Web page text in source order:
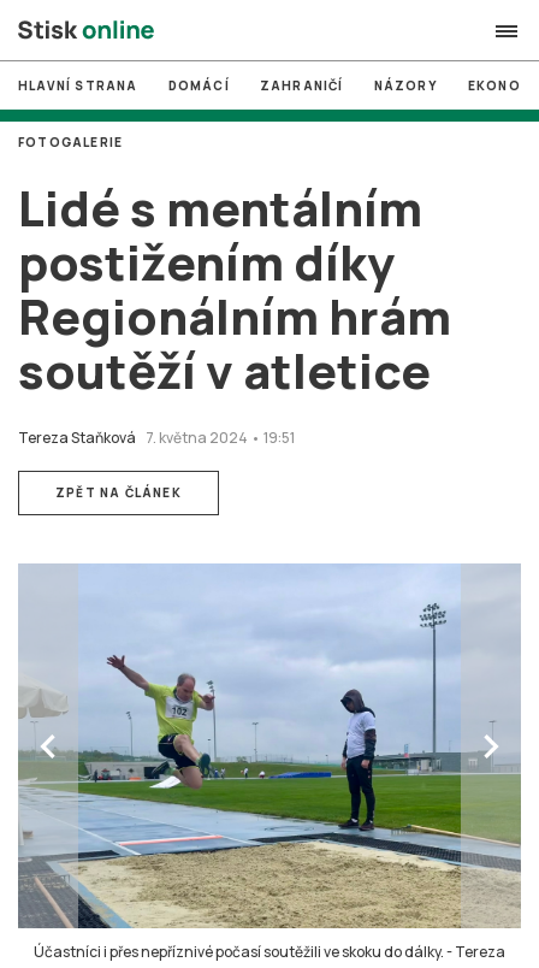
search
# MUNI
Brno
# volby
login PŘIHLÁSIT SE
Zapomněli jste heslo?
HLAVNÍ STRANA DOMÁCÍ ZAHRANIČÍ NÁZORY
Lidé s mentálním
postižením díky
Regionálním hrám
soutěží v atletice
Tereza Staňková 7. května 2024 • 19:51
FOTOGALERIE
ZPĚT NA ČLÁNEK
chevron_left chevron_right
Účastníci i přes nepříznivé počasí soutěžili ve skoku do dálky.-Tereza